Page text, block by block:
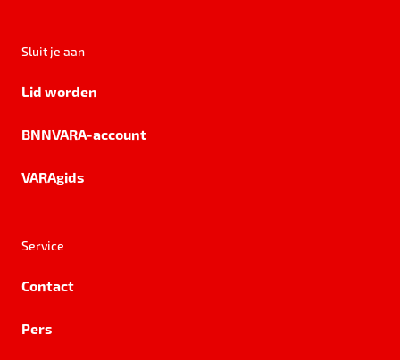
Sluit je aan
Lid worden
BNNVARA-account
VARAgids
Service
Contact
Pers